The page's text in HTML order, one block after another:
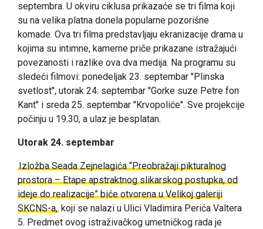
septembra. U okviru ciklusa prikazaće se tri filma koji
su na velika platna donela popularne pozorišne
komade. Ova tri filma predstavljaju ekranizacije drama u
kojima su intimne, kamerne priče prikazane istražajući
povezanosti i razlike ova dva medija. Na programu su
sledeći filmovi: ponedeljak 23. septembar "Plinska
svetlost", utorak 24. septembar "Gorke suze Petre fon
Kant" i sreda 25. septembar "Krvopoliće". Sve projekcije
počinju u 19.30, a ulaz je besplatan.
Utorak 24. septembar
Izložba Seada Zejnelagića “Preobražaji pikturalnog
prostora – Etape apstraktnog slikarskog postupka, od
ideje do realizacije” biće otvorena u Velikoj galeriji
SKCNS-a, koji se nalazi u Ulici Vladimira Perića Valtera
5. Predmet ovog istraživačkog umetničkog rada je